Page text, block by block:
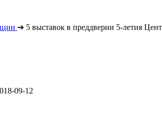
➔ 5 выставок в преддверии 5-летия
09-12